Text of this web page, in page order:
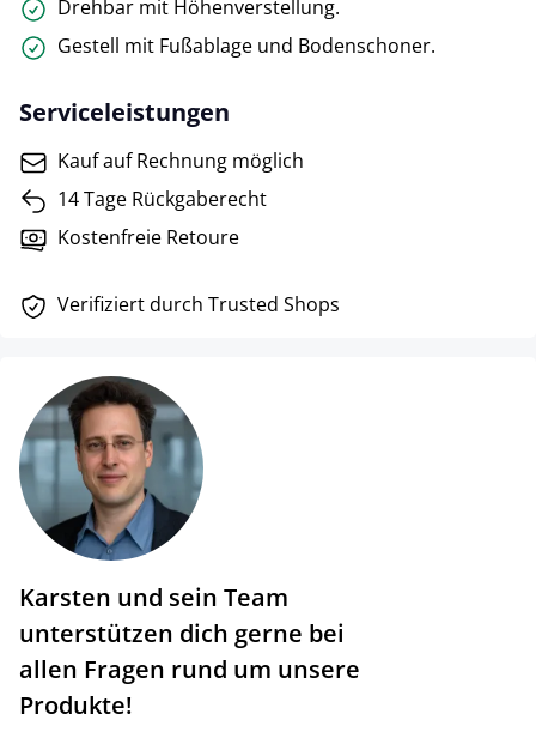
Drehbar mit Höhenverstellung.
Gestell mit Fußablage und Bodenschoner.
Serviceleistungen
Kauf auf Rechnung möglich
14 Tage Rückgaberecht
Kostenfreie Retoure
Verifiziert durch Trusted Shops
Karsten und sein Team
unterstützen dich gerne bei
allen Fragen rund um unsere
Produkte!